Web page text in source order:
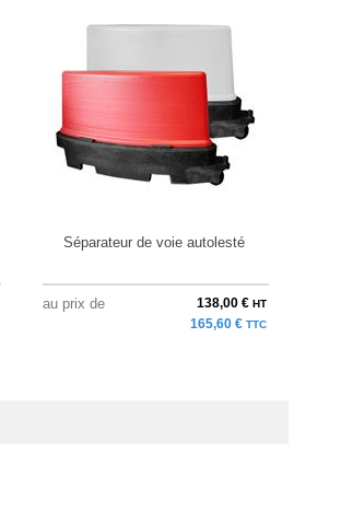
Séparateur de voie autolesté
au prix de 138,00 € HT
165,60 € TTC